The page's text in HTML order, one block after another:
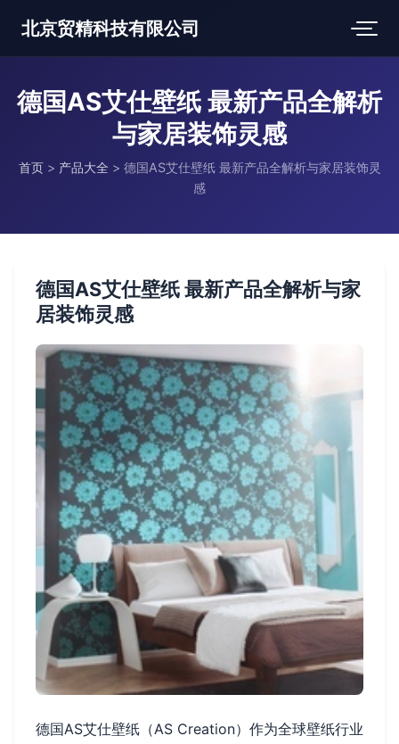
北京贸精科技有限公司
德国AS艾仕壁纸 最新产品全解析
与家居装饰灵感
首页 > 产品大全 > 德国AS艾仕壁纸 最新产品全解析与家居装饰灵
感
德国AS艾仕壁纸 最新产品全解析与家
居装饰灵感
德国AS艾仕壁纸（AS Creation）作为全球壁纸行业